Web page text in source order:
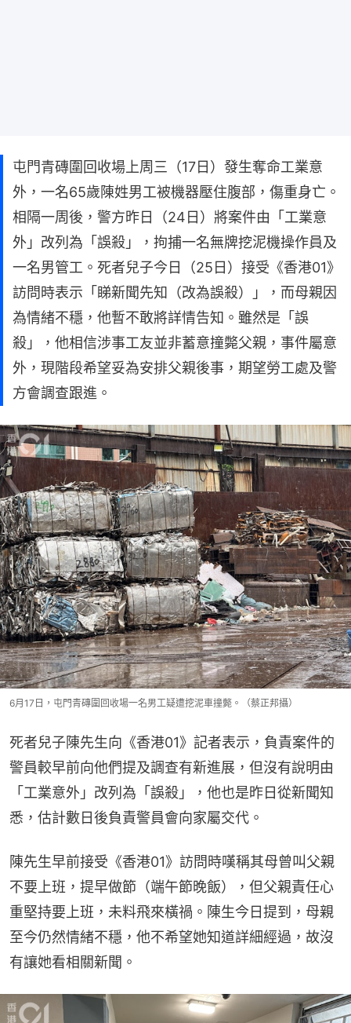
屯門青磚圍回收場上周三（17日）發生奪命工業意
外，一名65歲陳姓男工被機器壓住腹部，傷重身亡。
相隔一周後，警方昨日（24日）將案件由「工業意
外」改列為「誤殺」，拘捕一名無牌挖泥機操作員及
一名男管工。死者兒子今日（25日）接受《香港01》
訪問時表示「睇新聞先知（改為誤殺）」，而母親因
為情緒不穩，他暫不敢將詳情告知。雖然是「誤
殺」，他相信涉事工友並非蓄意撞斃父親，事件屬意
外，現階段希望妥為安排父親後事，期望勞工處及警
方會調查跟進。
6月17日，屯門青磚圍回收場一名男工疑遭挖泥車撞斃。（蔡正邦攝）
死者兒子陳先生向《香港01》記者表示，負責案件的
警員較早前向他們提及調查有新進展，但沒有說明由
「工業意外」改列為「誤殺」，他也是昨日從新聞知
悉，估計數日後負責警員會向家屬交代。
陳先生早前接受《香港01》訪問時嘆稱其母曾叫父親
不要上班，提早做節（端午節晚飯），但父親責任心
重堅持要上班，未料飛來橫禍。陳生今日提到，母親
至今仍然情緒不穩，他不希望她知道詳細經過，故沒
有讓她看相關新聞。